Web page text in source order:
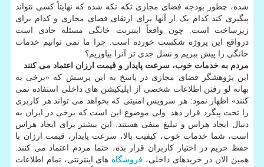
شده، چطور بودجه فضای مجازی تکه تکه شده که نهایتاً کسی نتواند
پیگیری کند کدام یک از آنها برای ارتقای فضای مجازی و کدام برای
زیرساخت است. چون واقعاً اینترنت خانگی مسئله حادی است
درواقع این پروژه شکست خورده است. چرا ما نمی توانیم خدمات
خانگی را پیش ببریم و نسل جدی تر آنرا بیاوریم؟
مردم به خدمات خوب، سرعت پایدار و قیمت ارزان اعتماد می کنند
این پژوهشگر فضای مجازی در پاسخ به این پرسش که «برخی به
بهانه لو رفتن اطلاعات شخصی از اپلیکیشن های داخلی استفاده نمی
کنند» اظهار نمود: هر سرویس امنیتی که بخواهد می تواند هر کاربری
را تحت پیگرد قرار دهد. ولی موضوع این است که برخی در ایران به
دنبال ایجاد هراس و تبلیغ منفی هستند. این بیشتر برای ایجاد هراس
است، شما خدمات خوب، کیفیت بالا، سرعت پایدار، قیمت ارزان با
حفظ حریم در اختیار کاربران قرار بده، حتما مردم اعتماد می کنند.
همین الان در خریدهای داخلی، فروشگاه های اینترنتی، تمام اطلاعات